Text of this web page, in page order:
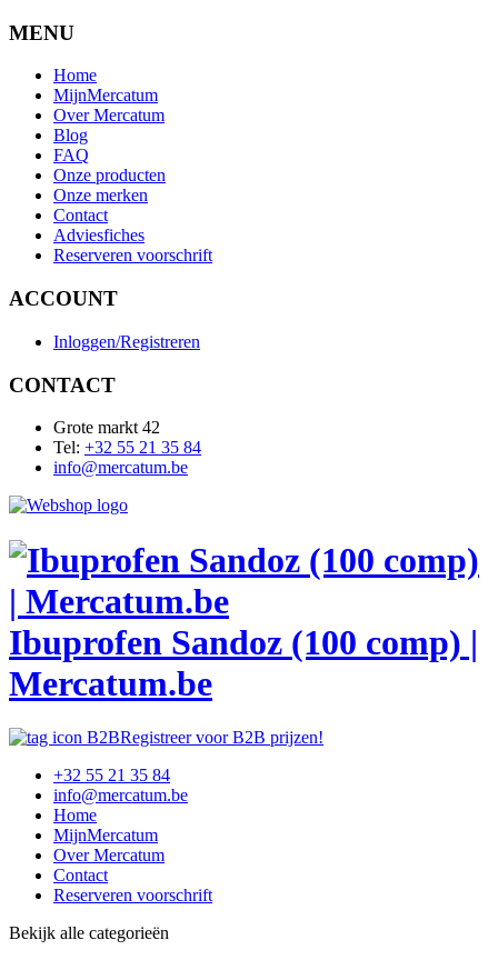
MENU
Home
MijnMercatum
Over Mercatum
Blog
FAQ
Onze producten
Onze merken
Contact
Adviesfiches
Reserveren voorschrift
ACCOUNT
Inloggen/Registreren
CONTACT
Grote markt 42
Tel: +32 55 21 35 84
info@mercatum.be
Ibuprofen Sandoz (100 comp) |
Mercatum.be
Registreer voor B2B prijzen!
+32 55 21 35 84
info@mercatum.be
Home
MijnMercatum
Over Mercatum
Contact
Reserveren voorschrift
Bekijk alle categorieën